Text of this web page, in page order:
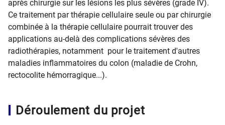
après chirurgie sur les lésions les plus sévères (grade IV).
Ce traitement par thérapie cellulaire seule ou par chirurgie
combinée à la thérapie cellulaire pourrait trouver des
applications au-delà des complications sévères des
radiothérapies, notamment pour le traitement d'autres
maladies inflammatoires du colon (maladie de Crohn,
rectocolite hémorragique...).
Déroulement du projet